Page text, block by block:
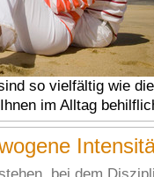
so vielfältig wie
im Alltag